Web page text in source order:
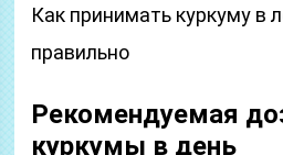
Как принимать куркуму в
правильно
Рекомендуемая
куркумы в день